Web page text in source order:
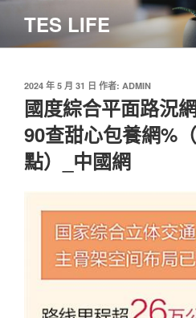
主
TES LIFE
發
佈
於
2024 年 5 月 31 日 作者: ADMIN
國度綜合平面路況
90查甜心包養網%
點）_中國網